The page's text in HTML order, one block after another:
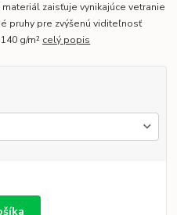
zaisťuje vynikajúce vetranie
pruhy pre zvýšenú viditeľnosť
g/m² celý popis